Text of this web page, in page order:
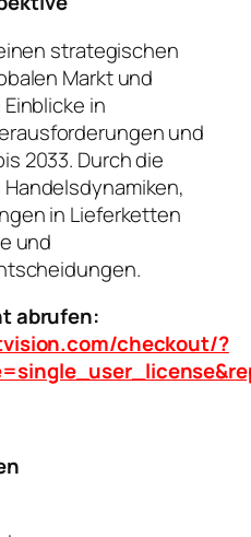
strategischen
Markt und
in
und
2033. Durch die
in Lieferketten
und
abrufen:
checkout/?